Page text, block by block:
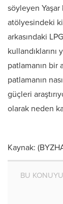
söyleyen
atölyesindeki
arkasındaki
kullandıklarını
patlamanın bir
patlamanın
güçleri
olarak neden
Kaynak:
BU